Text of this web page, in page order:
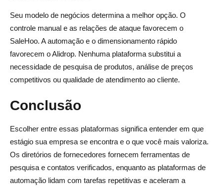
Seu modelo de negócios determina a melhor opção. O
controle manual e as relações de ataque favorecem o
SaleHoo. A automação e o dimensionamento rápido
favorecem o Alidrop. Nenhuma plataforma substitui a
necessidade de pesquisa de produtos, análise de preços
competitivos ou qualidade de atendimento ao cliente.
Conclusão
Escolher entre essas plataformas significa entender em que
estágio sua empresa se encontra e o que você mais valoriza.
Os diretórios de fornecedores fornecem ferramentas de
pesquisa e contatos verificados, enquanto as plataformas de
automação lidam com tarefas repetitivas e aceleram a